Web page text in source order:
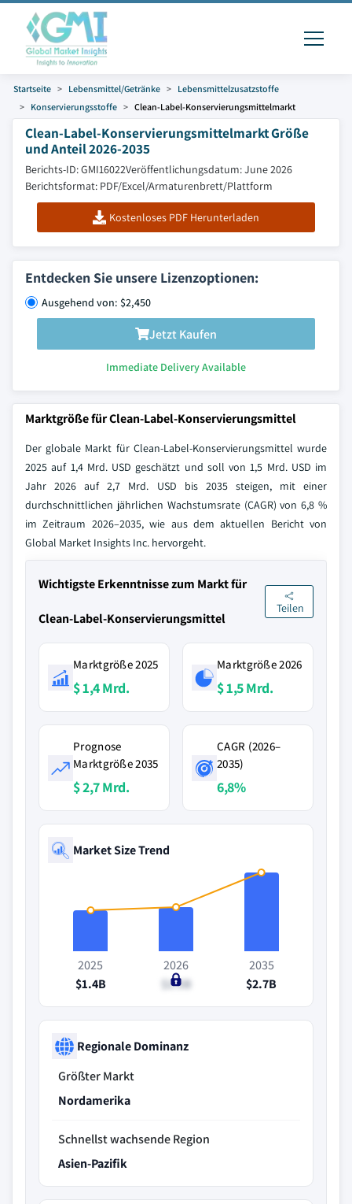
Startseite Lebensmittel/Getränke
Lebensmittelzusatzstoffe
Konservierungsstoffe
Clean-Label-Konservierungsmittelmarkt
Clean-Label-Konservierungsmittelmarkt Größe
und Anteil 2026-2035
Berichts-ID: GMI16022Veröffentlichungsdatum: June 2026
Berichtsformat: PDF/Excel/Armaturenbrett/Plattform
Kostenloses PDF Herunterladen
Entdecken Sie unsere Lizenzoptionen:
Ausgehend von: $2,450
Jetzt Kaufen
Immediate Delivery Available
Marktgröße für Clean-Label-Konservierungsmittel
Der globale Markt für Clean-Label-Konservierungsmittel wurde
2025 auf 1,4 Mrd. USD geschätzt und soll von 1,5 Mrd. USD im
Jahr 2026 auf 2,7 Mrd. USD bis 2035 steigen, mit einer
durchschnittlichen jährlichen Wachstumsrate (CAGR) von 6,8 %
im Zeitraum 2026–2035, wie aus dem aktuellen Bericht von
Global Market Insights Inc. hervorgeht.
Wichtigste Erkenntnisse zum Markt für
Clean-Label-Konservierungsmittel
Teilen
Marktgröße 2025
$ 1,4 Mrd.
Marktgröße 2026
$ 1,5 Mrd.
Prognose
Marktgröße 2035
$ 2,7 Mrd.
CAGR (2026–
2035)
6,8%
Market Size Trend
2025
$1.4B
2026
$1.5B
2035
$2.7B
Regionale Dominanz
Größter Markt
Nordamerika
Schnellst wachsende Region
Asien-Pazifik